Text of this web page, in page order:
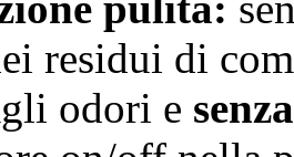
residui di
odori e